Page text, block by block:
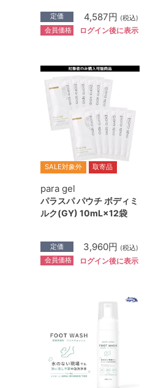
定価 4,587円 (税込)
会員価格 ログイン後に表示
SALE対象外 取寄品
para gel
パラスパ パウチ ボディミ
ルク(GY) 10mL×12袋
定価 3,960円 (税込)
会員価格 ログイン後に表示